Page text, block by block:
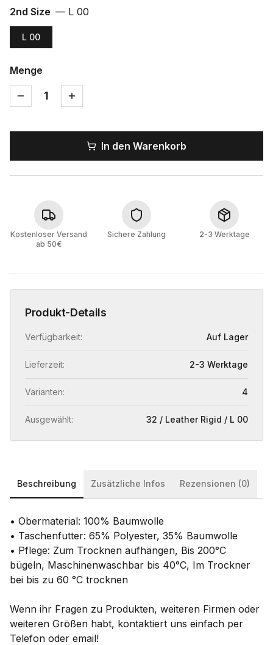
2nd Size — L 00
L 00
Menge
1
In den Warenkorb
Kostenloser Versand
ab 50€
Sichere Zahlung 2-3 Werktage
Produkt-Details
Verfügbarkeit: Auf Lager
Lieferzeit: 2-3 Werktage
Varianten: 4
Ausgewählt: 32 / Leather Rigid / L 00
Beschreibung Zusätzliche Infos Rezensionen (0)
• Obermaterial: 100% Baumwolle
• Taschenfutter: 65% Polyester, 35% Baumwolle
• Pflege: Zum Trocknen aufhängen, Bis 200°C
bügeln, Maschinenwaschbar bis 40°C, Im Trockner
bei bis zu 60 °C trocknen
Wenn ihr Fragen zu Produkten, weiteren Firmen oder
weiteren Größen habt, kontaktiert uns einfach per
Telefon oder email!